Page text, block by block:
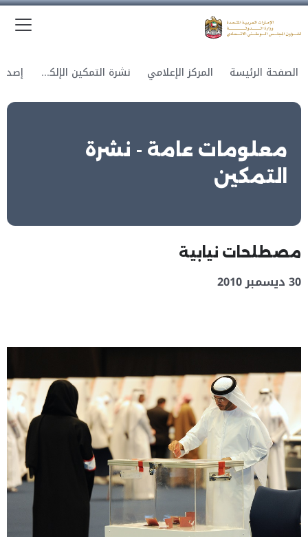
الصفحة الرئيسة المركز الإعلامي نشرة التمكين الإلكترونية
معلومات عامة - نشرة
التمكين
مصطلحات نيابية
30 ديسمبر 2010